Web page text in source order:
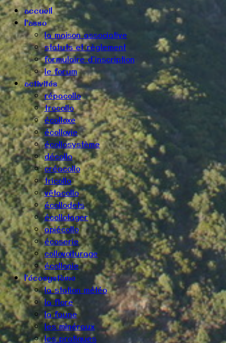
accueil
l'asso
la maison associative
statuts et règlement
formulaire d'inscription
le forum
activités
répacollo
trocollo
écolloxe
écollovie
écollosystème
décollo
créacollo
tricollo
vêtacollo
écollodets
écollotager
apiécollo
écoserie
collovoiturage
écollonie
l'écosystème
la station météo
la flore
la faune
les minéraux
les pratiques